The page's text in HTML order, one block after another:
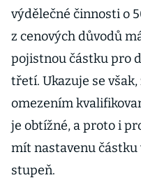
výdělečné činnosti o
z cenových důvodů
pojistnou částku pro
třetí. Ukazuje se
omezením
je obtížné, a proto i
mít nastavenu částku
stupeň.